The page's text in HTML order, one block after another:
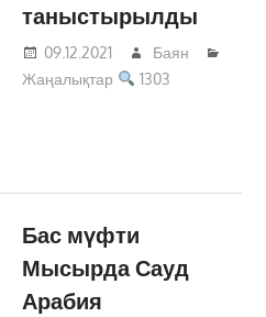
таныстырылды
09.12.2021
Баян
Жаңалықтар
1303
Бас мүфти
Мысырда Сауд
Арабия